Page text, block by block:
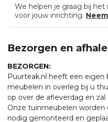
We helpen je graag bij
voor jouw inrichting.
Bezorgen en
BEZORGEN:
Puurteak.nl heeft een eigen
meubelen in overleg bij u
op over de afleverdag en
Onze tuinmeubelen worden
nodig gemonteerd en